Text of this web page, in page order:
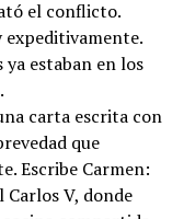
el conflicto.
expeditivamente.
ya estaban en los
carta escrita con
que
Escribe Carmen:
V, donde